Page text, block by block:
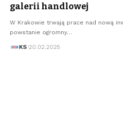
galerii handlowej
W Krakowie trwają prace nad nową
powstanie ogromny…
KS 20.02.2025